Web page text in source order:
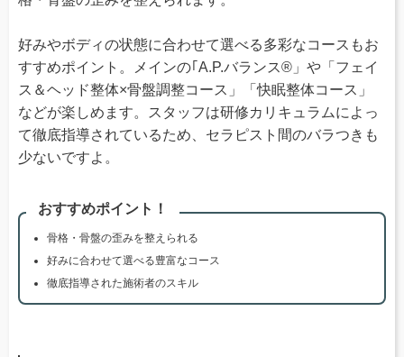
好みやボディの状態に合わせて選べる多彩なコースもお
すすめポイント。メインの｢A.P.バランス®」や「フェイ
ス＆ヘッド整体×骨盤調整コース」「快眠整体コース」
などが楽しめます。スタッフは研修カリキュラムによっ
て徹底指導されているため、セラピスト間のバラつきも
少ないですよ。
おすすめポイント！
骨格・骨盤の歪みを整えられる
好みに合わせて選べる豊富なコース
徹底指導された施術者のスキル